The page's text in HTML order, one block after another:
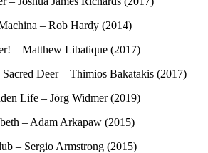
– Rob Hardy (2014)
– Matthew Libatique (2017)
Deer – Thimios Bakatakis (2017)
Life – Jörg Widmer (2019)
– Adam Arkapaw (2015)
– Sergio Armstrong (2015)